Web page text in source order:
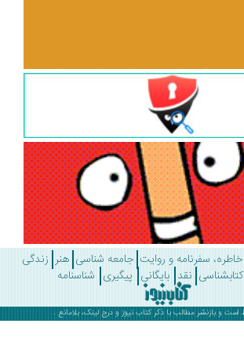
سفرنامه و روایت جامعه شناسی هنر زندگی
نقد بایگانی پیگیری شناسنامه
مطالب با ذکرکتاب نیوز و درج لینک، بلامانع .